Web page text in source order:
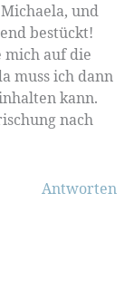
und
bestückt!
mich auf die
muss ich dann
kann.
nach
Antworten